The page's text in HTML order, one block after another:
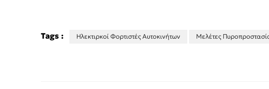
Tags : Ηλεκτιρκοί Φορτιστές Αυτοκινήτων Μελέτες